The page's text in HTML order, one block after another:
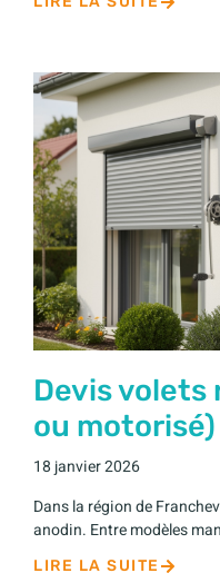
Devis volets
ou
18 janvier 2026
Dans la région de
anodin. Entre modèles
LIRE LA SUITE